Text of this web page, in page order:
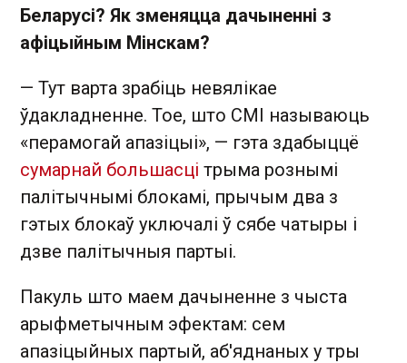
Беларусі? Як зменяцца дачыненні з
афіцыйным Мінскам?
— Тут варта зрабіць невялікае
ўдакладненне. Тое, што СМІ называюць
«перамогай апазіцыі», — гэта здабыццё
сумарнай большасці трыма рознымі
палітычнымі блокамі, прычым два з
гэтых блокаў уключалі ў сябе чатыры і
дзве палітычныя партыі.
Пакуль што маем дачыненне з чыста
арыфметычным эфектам: сем
апазіцыйных партый, аб'яднаных у тры